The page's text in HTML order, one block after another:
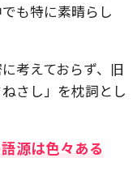
も特に素晴らし
考えておらず、旧
さし」を枕詞とし
源は色々ある